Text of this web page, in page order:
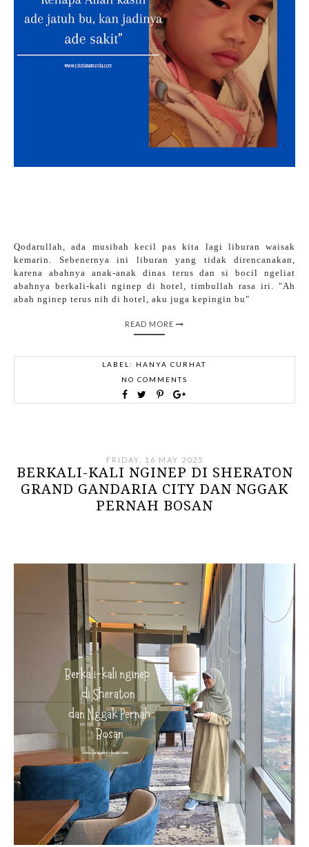
Qodarullah, ada musibah kecil pas kita lagi liburan waisak
kemarin. Sebenernya ini liburan yang tidak direncanakan,
karena abahnya anak-anak dinas terus dan si bocil ngeliat
abahnya berkali-kali nginep di hotel, timbullah rasa iri. "Ah
abah nginep terus nih di hotel, aku juga kepingin bu"
READ MORE
LABEL: HANYA CURHAT
NO COMMENTS
FRIDAY, 16 MAY 2025
BERKALI-KALI NGINEP DI SHERATON
GRAND GANDARIA CITY DAN NGGAK
PERNAH BOSAN